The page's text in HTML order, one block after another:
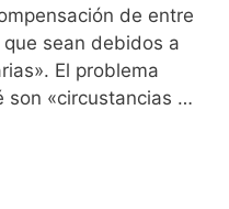
de entre
sean debidos a
El problema
son «circustancias …